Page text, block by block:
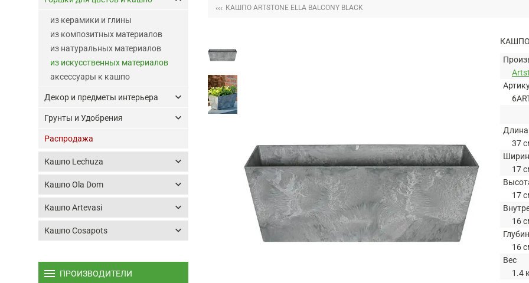
‹‹‹ КАШПО ARTSTONE ELLA BALCONY BLACK
КАШПО
Длина
37
17
17
16
16
Вес
1.4
из керамики и глины
из композитных материалов
из натуральных материалов
из искусственных материалов
аксессуары к кашпо
Декор и предметы интерьера keyboard_arrow_down
Грунты и Удобрения keyboard_arrow_down
Распродажа
Кашпо Lechuza keyboard_arrow_down
Кашпо Ola Dom keyboard_arrow_down
Кашпо Artevasi keyboard_arrow_down
Кашпо Cosapots keyboard_arrow_down
menu ПРОИЗВОДИТЕЛИ